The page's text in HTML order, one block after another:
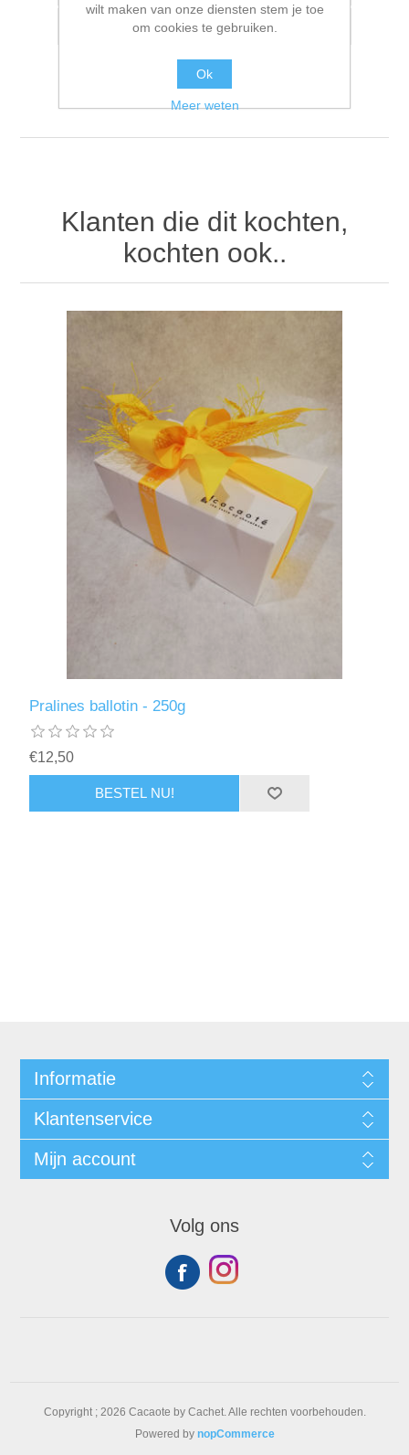
Klanten die dit kochten,
kochten ook..
Pralines ballotin - 250g
€12,50
Informatie
Klantenservice
Mijn account
Volg ons
Copyright ; 2026 Cacaote by Cachet. Alle rechten voorbehouden.
Powered by nopCommerce
wilt maken van onze diensten stem je toe
om cookies te gebruiken.
Ok
Meer weten